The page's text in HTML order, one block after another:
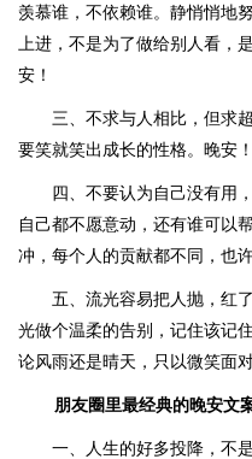
羡慕谁，不依赖谁。静悄悄地
上进，不是为了做给别人看，
安！
三、不求与人相比，但求
要笑就笑出成长的性格。晚安！
四、不要认为自己没有用
自己都不愿意动，还有谁可以
冲，每个人的贡献都不同，也
五、流光容易把人抛，红
光做个温柔的告别，记住该记
论风雨还是晴天，只以微笑面
朋友圈里最经典的晚安文
一、人生的好多投降，不